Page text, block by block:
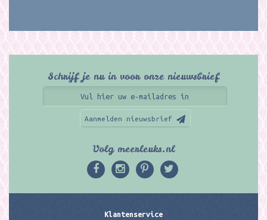
Schrijf je nu in voor onze nieuwsbrief
Aanmelden nieuwsbrief
Volg meerleuks.nl
Klantenservice